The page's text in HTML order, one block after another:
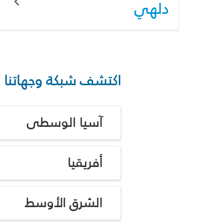
دلهي
اكتشف شبكة وجهاتنا
آسيا الوسطى
أفريقيا
الشرق الأوسط